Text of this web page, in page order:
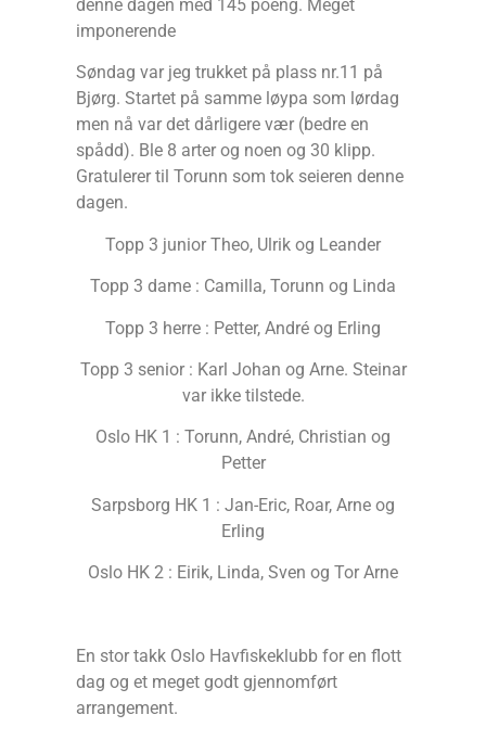
denne dagen med 145 poeng. Meget
imponerende
Søndag var jeg trukket på plass nr.11 på
Bjørg. Startet på samme løypa som lørdag
men nå var det dårligere vær (bedre en
spådd). Ble 8 arter og noen og 30 klipp.
Gratulerer til Torunn som tok seieren denne
dagen.
Topp 3 junior Theo, Ulrik og Leander
Topp 3 dame : Camilla, Torunn og Linda
Topp 3 herre : Petter, André og Erling
Topp 3 senior : Karl Johan og Arne. Steinar
var ikke tilstede.
Oslo HK 1 : Torunn, André, Christian og
Petter
Sarpsborg HK 1 : Jan-Eric, Roar, Arne og
Erling
Oslo HK 2 : Eirik, Linda, Sven og Tor Arne
En stor takk Oslo Havfiskeklubb for en flott
dag og et meget godt gjennomført
arrangement.